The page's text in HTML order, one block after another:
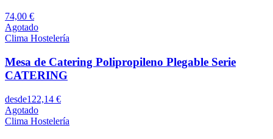
74,00 €
Agotado
Clima Hostelería
Mesa de Catering Polipropileno Plegable Serie
CATERING
desde122,14 €
Agotado
Clima Hostelería